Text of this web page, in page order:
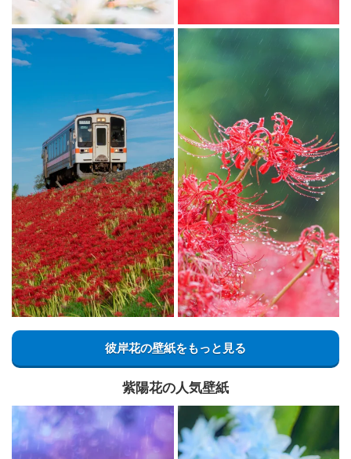
彼岸花の壁紙をもっと見る
紫陽花の人気壁紙